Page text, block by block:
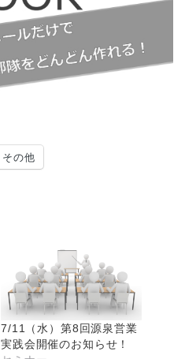
その他
7/11（水）第8回源泉営業
実践会開催のお知らせ！